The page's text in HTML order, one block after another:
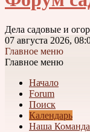
Дела садовые и
07 августа 2026,
Главное меню
Главное меню
Начало
Forum
Поиск
Календарь
Наша Команда